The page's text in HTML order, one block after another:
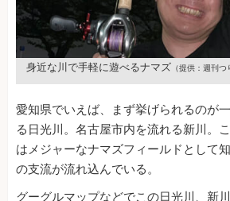
身近な川で手軽に遊べるナマズ （提供：週刊
愛知県でいえば、まず挙げられるのが
る日光川。名古屋市内を流れる新川。
はメジャーなナマズフィールドとして
の支流が流れ込んでいる。
グーグルマップなどでこの日光川、新